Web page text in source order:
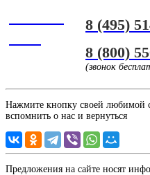
8 (495)
8 (800)
(звонок
Нажмите кнопку своей любимой
вспомнить о нас и вернуться
Предложения на сайте носят